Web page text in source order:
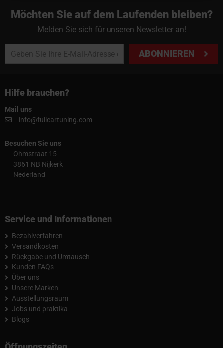
Möchten Sie auf dem Laufenden bleiben?
Melden Sie sich für unseren Newsletter an!
ABONNIEREN
Hilfe brauchen?
Mail uns
info@fullcartuning.com
Besuchen Sie uns
Ohmstraat 15
3861 NB Nijkerk
Nederland
Service und Informationen
Bezahlverfahren
Versandkosten
Rückgabe und Umtausch
Kunden FAQs
Über uns
Unsere Marken
Ausstellungsraum
Jobs und praktika
Blogs